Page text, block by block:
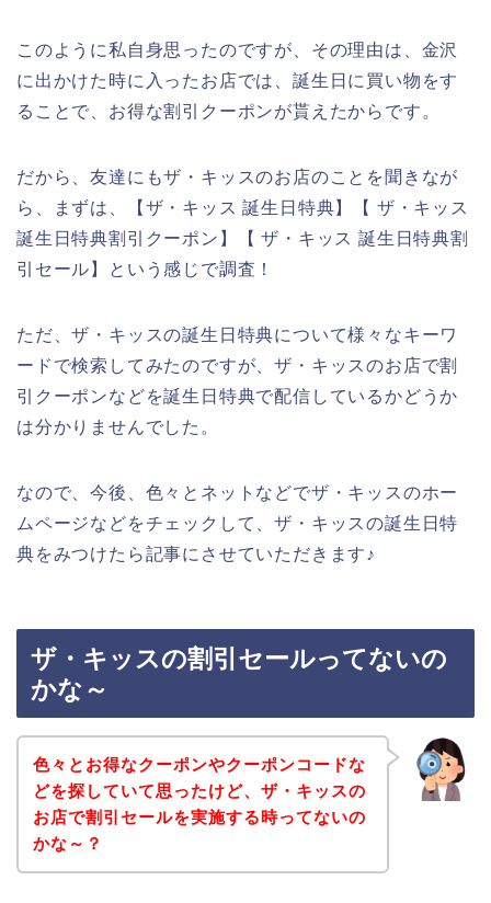
このように私自身思ったのですが、その理由は、金沢
に出かけた時に入ったお店では、誕生日に買い物をす
ることで、お得な割引クーポンが貰えたからです。
だから、友達にもザ・キッスのお店のことを聞きなが
ら、まずは、【ザ・キッス 誕生日特典】【 ザ・キッス
誕生日特典割引クーポン】【 ザ・キッス 誕生日特典割
引セール】という感じで調査！
ただ、ザ・キッスの誕生日特典について様々なキーワ
ードで検索してみたのですが、ザ・キッスのお店で割
引クーポンなどを誕生日特典で配信しているかどうか
は分かりませんでした。
なので、今後、色々とネットなどでザ・キッスのホー
ムページなどをチェックして、ザ・キッスの誕生日特
典をみつけたら記事にさせていただきます♪
ザ・キッスの割引セールってないの
かな～
色々とお得なクーポンやクーポンコードな
どを探していて思ったけど、ザ・キッスの
お店で割引セールを実施する時ってないの
かな～？